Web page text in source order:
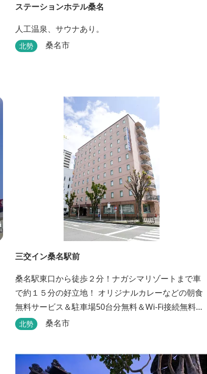
ステーションホテル桑名
人工温泉、サウナあり。
北勢 桑名市
三交イン桑名駅前
桑名駅東口から徒歩２分！ナガシマリゾートまで車
で約１５分の好立地！ オリジナルカレーなどの朝食
無料サービス＆駐車場50台分無料＆Wi-Fi接続無料♪
選べるアメニティＢＡＲとまくらＢＡＲで快適な滞
北勢 桑名市